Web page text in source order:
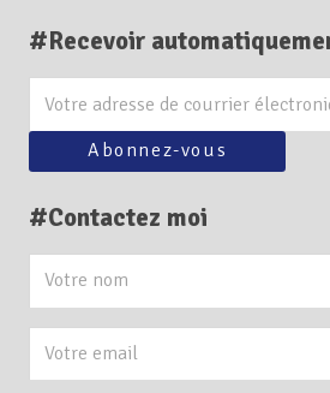
#Recevoir
#Contactez moi